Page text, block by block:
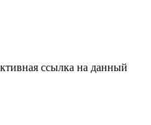
ссылка на данный